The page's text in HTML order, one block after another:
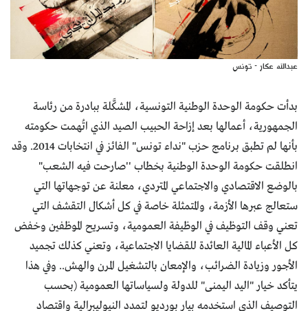
عبدالله عكار - تونس
بدأت حكومة الوحدة الوطنية التونسية، المشكَّلة ببادرة من رئاسة
الجمهورية، أعمالها بعد إزاحة الحبيب الصيد الذي اتُهمت حكومته
بأنها لم تطبق برنامج حزب "نداء تونس" الفائز في انتخابات 2014. وقد
انطلقت حكومة الوحدة الوطنية بخطاب ''صارحت فيه الشعب"
بالوضع الاقتصادي والاجتماعي المتردي، معلنة عن توجهاتها التي
ستعالج عبرها الأزمة، والمتمثلة خاصة في كل أشكال التقشف التي
تعني وقف التوظيف في الوظيفة العمومية، وتسريح الموظفين وخفض
كل الأعباء المالية العائدة للقضايا الاجتماعية، وتعني كذلك تجميد
الأجور وزيادة الضرائب، والإمعان بالتشغيل المرن والهش.. وفي هذا
يتأكد خيار "اليد اليمنى" للدولة ولسياساتها العمومية (بحسب
التوصيف الذي استخدمه بيار بورديو لتمدد النيوليبرالية واقتصاد